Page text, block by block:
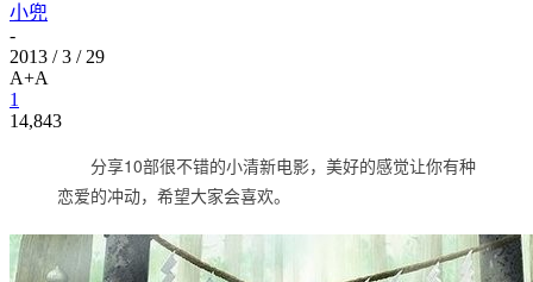
小兜
-
2013 / 3 / 29
A+A
1
14,843
分享10部很不错的小清新电影，美好的感觉让你有种
恋爱的冲动，希望大家会喜欢。